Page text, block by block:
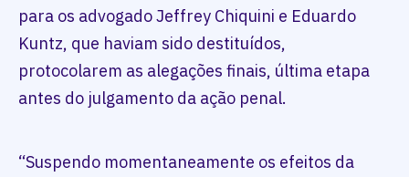
para os advogado Jeffrey Chiquini e Eduardo
Kuntz, que haviam sido destituídos,
protocolarem as alegações finais, última etapa
antes do julgamento da ação penal.
“Suspendo momentaneamente os efeitos da